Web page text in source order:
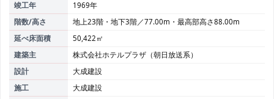
竣工年
1969年
階数/高さ
地上23階・地下3階／77.00m・最高部高さ88.00m
延べ床面積
50,422㎡
建築主
株式会社ホテルプラザ（朝日放送系）
設計
大成建設
施工
大成建設